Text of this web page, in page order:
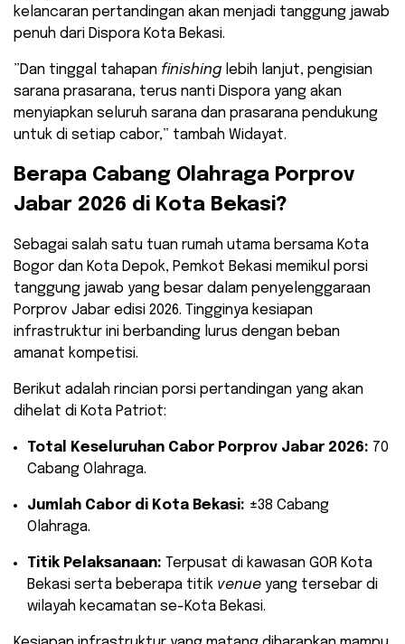
kelancaran pertandingan akan menjadi tanggung jawab
penuh dari Dispora Kota Bekasi.
​”Dan tinggal tahapan finishing lebih lanjut, pengisian
sarana prasarana, terus nanti Dispora yang akan
menyiapkan seluruh sarana dan prasarana pendukung
untuk di setiap cabor,” tambah Widayat.
​Berapa Cabang Olahraga Porprov
Jabar 2026 di Kota Bekasi?
​Sebagai salah satu tuan rumah utama bersama Kota
Bogor dan Kota Depok, Pemkot Bekasi memikul porsi
tanggung jawab yang besar dalam penyelenggaraan
Porprov Jabar edisi 2026. Tingginya kesiapan
infrastruktur ini berbanding lurus dengan beban
amanat kompetisi.
​Berikut adalah rincian porsi pertandingan yang akan
dihelat di Kota Patriot:
Total Keseluruhan Cabor Porprov Jabar 2026: 70
Cabang Olahraga.
Jumlah Cabor di Kota Bekasi: ±38 Cabang
Olahraga.
Titik Pelaksanaan: Terpusat di kawasan GOR Kota
Bekasi serta beberapa titik venue yang tersebar di
wilayah kecamatan se-Kota Bekasi.